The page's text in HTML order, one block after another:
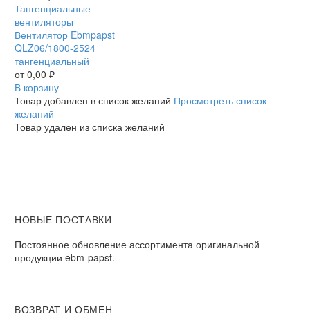
Вентилятор
Ebmpapst
QLZ06/1800-
2524
тангенциальный
Тангенциальные
вентиляторы
Вентилятор Ebmpapst
QLZ06/1800-2524
тангенциальный
от0,00 ₽
В корзину
Товар добавлен в список желаний Просмотреть список
желаний
Товар удален из списка желаний
НОВЫЕ ПОСТАВКИ
Постоянное обновление ассортимента оригинальной
продукции ebm-papst.
ВОЗВРАТ И ОБМЕН